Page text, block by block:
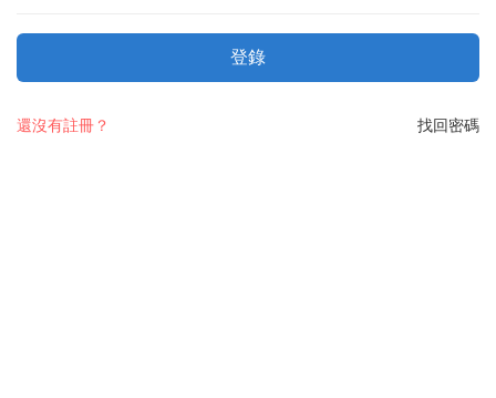
登錄
找回密碼
還沒有註冊？